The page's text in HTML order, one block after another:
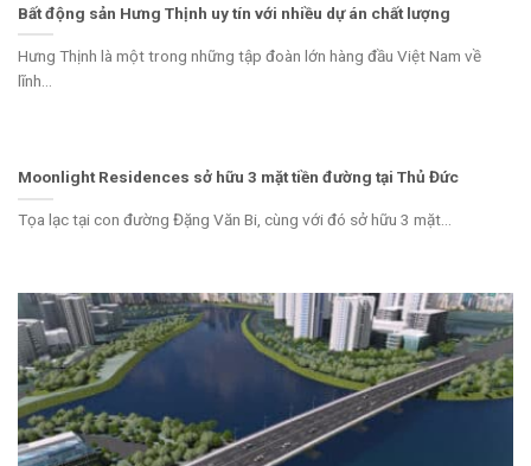
Bất động sản Hưng Thịnh uy tín với nhiều dự án chất lượng
Hưng Thịnh là một trong những tập đoàn lớn hàng đầu Việt Nam về
lĩnh...
Moonlight Residences sở hữu 3 mặt tiền đường tại Thủ Đức
Tọa lạc tại con đường Đặng Văn Bi, cùng với đó sở hữu 3 mặt...